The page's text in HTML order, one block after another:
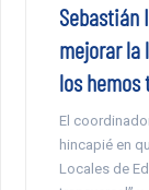
Sebastián
mejorar la
los hemos
El
hincapié en
Locales de